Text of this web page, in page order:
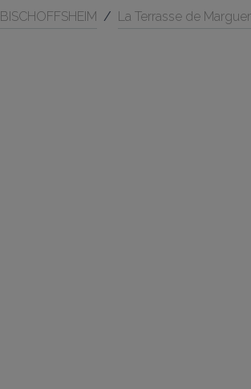
BISCHOFFSHEIM / La Terrasse de